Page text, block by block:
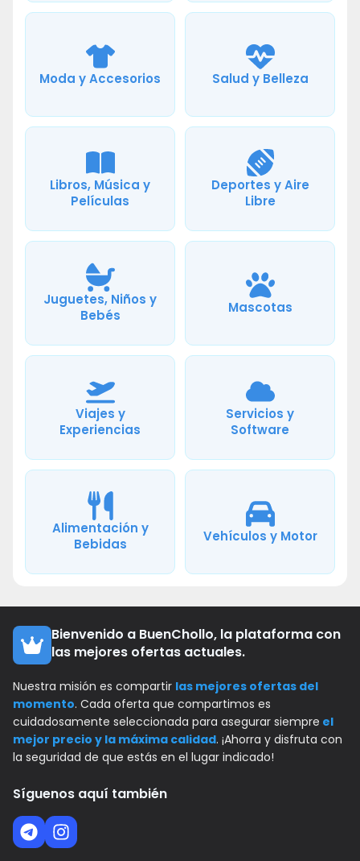
Moda y Accesorios Salud y Belleza
Libros, Música y
Películas
Deportes y Aire
Libre
Juguetes, Niños y
Bebés
Mascotas
Viajes y
Experiencias
Servicios y
Software
Alimentación y
Bebidas
Vehículos y Motor
Bienvenido a BuenChollo, la plataforma con
las mejores ofertas actuales.
Nuestra misión es compartir las mejores ofertas del
momento. Cada oferta que compartimos es
cuidadosamente seleccionada para asegurar siempre el
mejor precio y la máxima calidad. ¡Ahorra y disfruta con
la seguridad de que estás en el lugar indicado!
Síguenos aquí también